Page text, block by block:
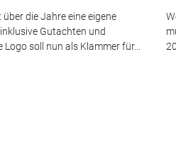
die Jahre eine eigene
Gutachten und
soll nun als Klammer für...